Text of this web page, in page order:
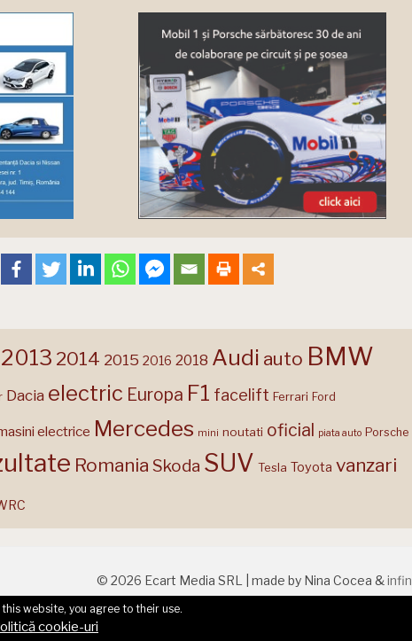
2013 2014 2015 2016 2018 Audi auto BMW
Dacia electric Europa F1 facelift Ferrari Ford
electrice Mercedes mini noutati oficial piata auto Porsche
Romania Skoda SUV Tesla Toyota vanzari
© 2026 Ecart Media SRL | made by Nina Cocea &infin
website, you agree to their use.
cookie-uri